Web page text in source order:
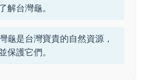
解台灣龜。
龜是台灣寶貴的自然資源，
保護它們。